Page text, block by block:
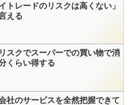
イトレードのリスクは高くない」
える
スクでスーパーでの買い物で消
くらい得する
社のサービスを全然把握できて